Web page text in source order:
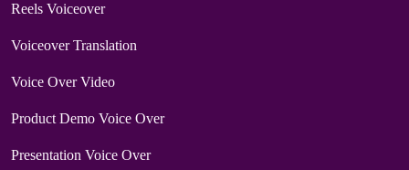
Reels Voiceover
Voiceover Translation
Voice Over Video
Product Demo Voice Over
Presentation Voice Over